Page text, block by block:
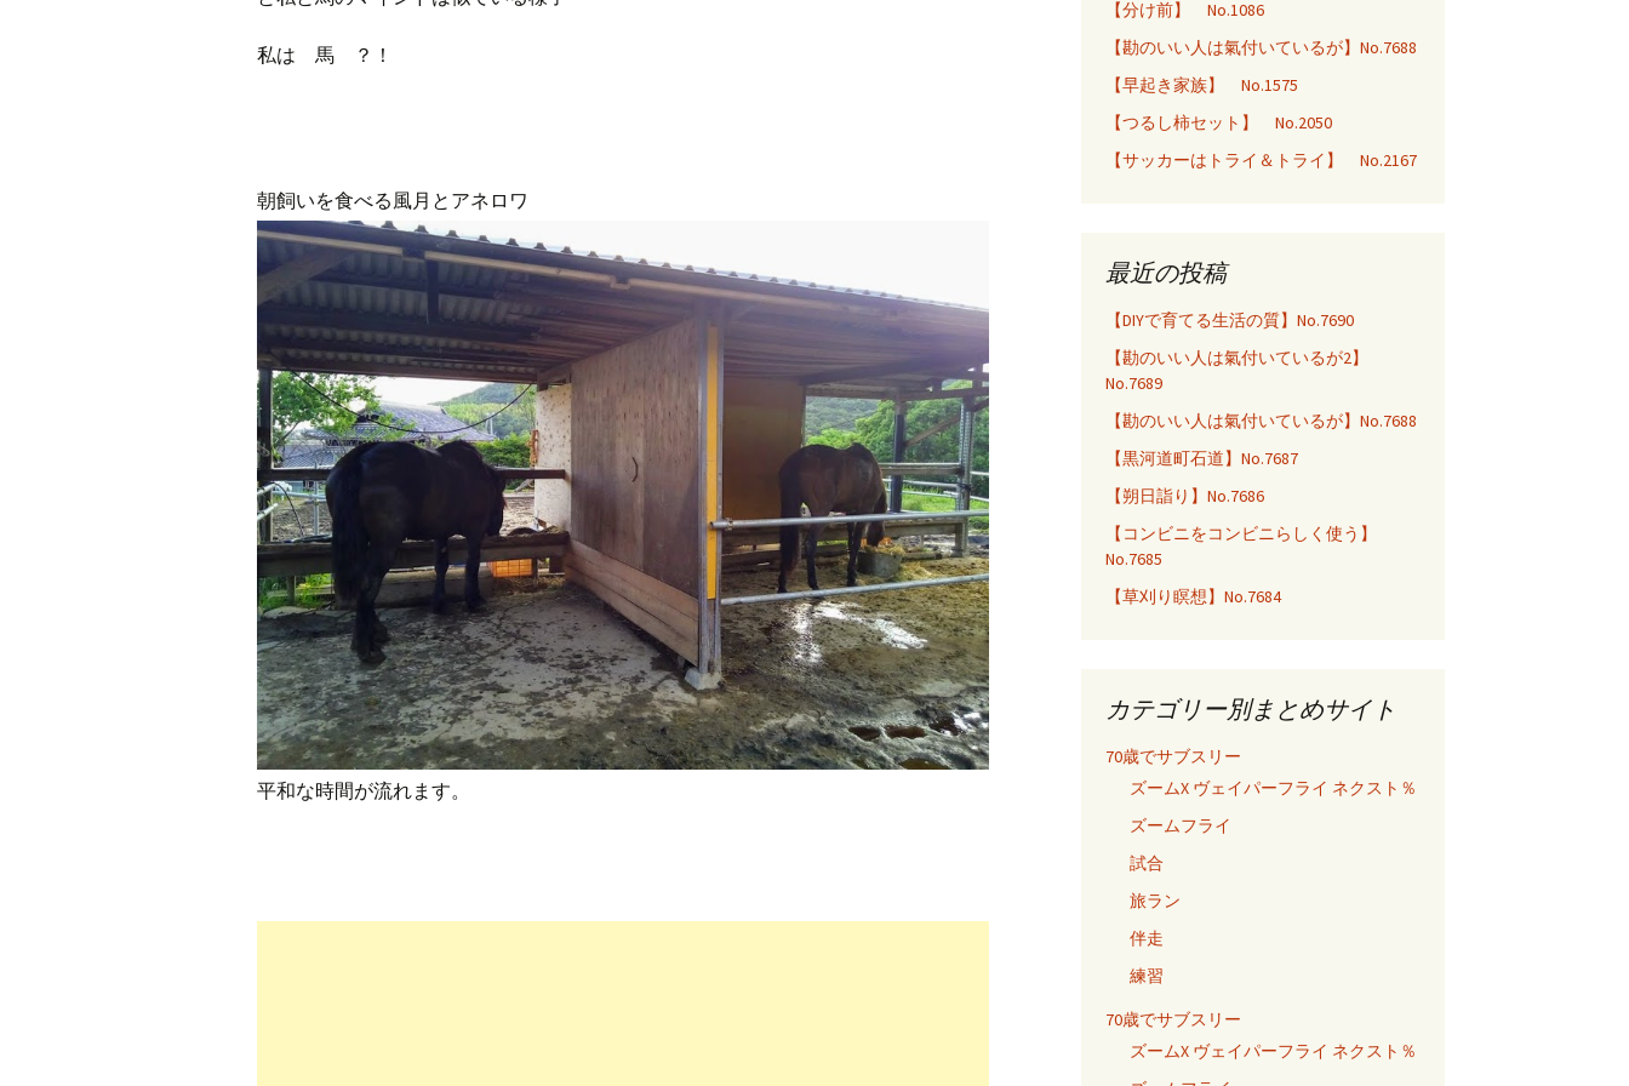
私は 馬 ？！
朝飼いを食べる風月とアネロワ
平和な時間が流れます。
【分け前】 No.1086
【勘のいい人は氣付いているが】No.7688
【早起き家族】 No.1575
【つるし柿セット】 No.2050
【サッカーはトライ＆トライ】 No.2167
最近の投稿
【DIYで育てる生活の質】No.7690
【勘のいい人は氣付いているが2】
No.7689
【勘のいい人は氣付いているが】No.7688
【黒河道町石道】No.7687
【朔日詣り】No.7686
【コンビニをコンビニらしく使う】
No.7685
【草刈り瞑想】No.7684
カテゴリー別まとめサイト
70歳でサブスリー
ズームX ヴェイパーフライ ネクスト％
ズームフライ
試合
旅ラン
伴走
練習
70歳でサブスリー
ズームX ヴェイパーフライ ネクスト％